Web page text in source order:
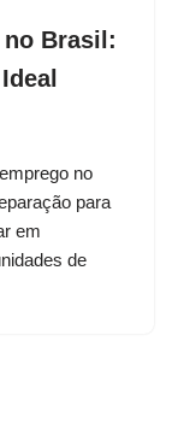
Brasil:
no
para
em
de